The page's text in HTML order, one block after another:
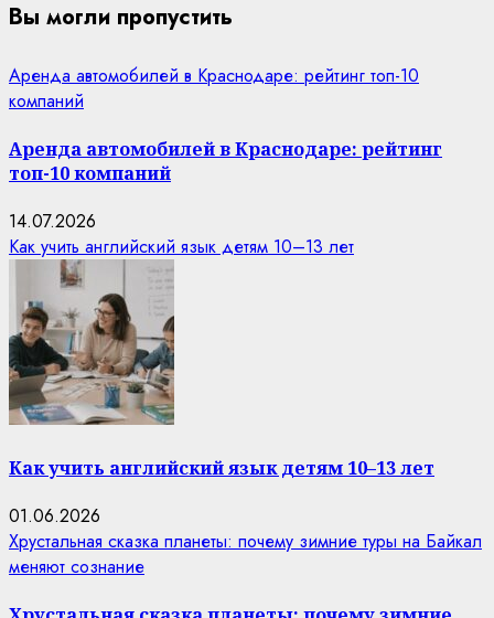
Вы могли пропустить
Аренда автомобилей в Краснодаре: рейтинг топ-10
компаний
Аренда автомобилей в Краснодаре: рейтинг
топ-10 компаний
14.07.2026
Как учить английский язык детям 10–13 лет
Как учить английский язык детям 10–13 лет
01.06.2026
Хрустальная сказка планеты: почему зимние туры на Байкал
меняют сознание